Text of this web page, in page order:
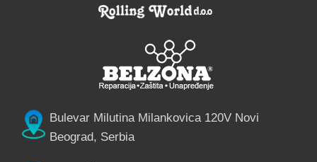
Bulevar Milutina Milankovica 120V Novi
Beograd, Serbia